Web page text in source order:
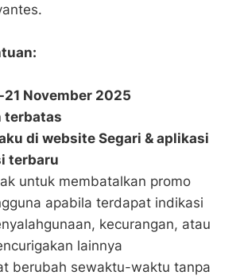
21 November 2025
terbatas
di website Segari & aplikasi
terbaru
untuk membatalkan promo
apabila terdapat indikasi
kecurangan, atau
lainnya
berubah sewaktu-waktu tanpa